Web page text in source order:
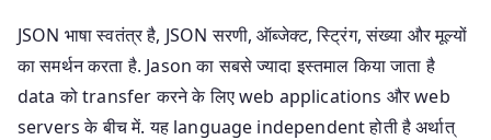
JSON भाषा स्वतंत्र है, JSON सरणी, ऑब्जेक्ट, स्ट्रिंग, संख्या और मूल्यों
का समर्थन करता है. Jason का सबसे ज्यादा इस्तमाल किया जाता है
data को transfer करने के लिए web applications और web
servers के बीच में. यह language independent होती है अर्थात्